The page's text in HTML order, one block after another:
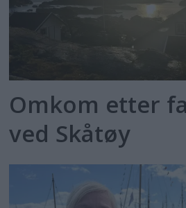
Omkom etter
ved Skåtøy